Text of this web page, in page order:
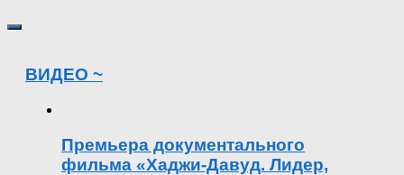
ВИДЕО ~
Премьера документального
фильма «Хаджи-Давуд. Лидер,